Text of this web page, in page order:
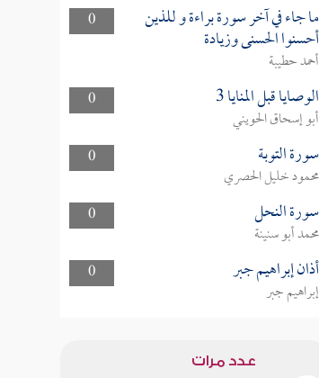
0 ما جاء في آخر سورة براءة و للذين
أحسنوا الحسنى وزيادة
أحمد حطيبة
0
الوصايا قبل المنايا 3
أبو إسحاق الحويني
0
سورة التوبة
محمود خليل الحصري
0
سورة النحل
محمد أبو سنينة
0
أذان إبراهيم جبر
إبراهيم جبر
عدد مرات